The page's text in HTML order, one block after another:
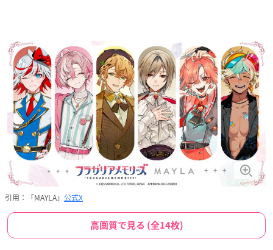
引用：「MAYLA」 公式X
高画質で見る (全14枚)